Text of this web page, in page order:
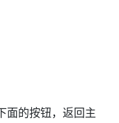
面的按钮，返回主